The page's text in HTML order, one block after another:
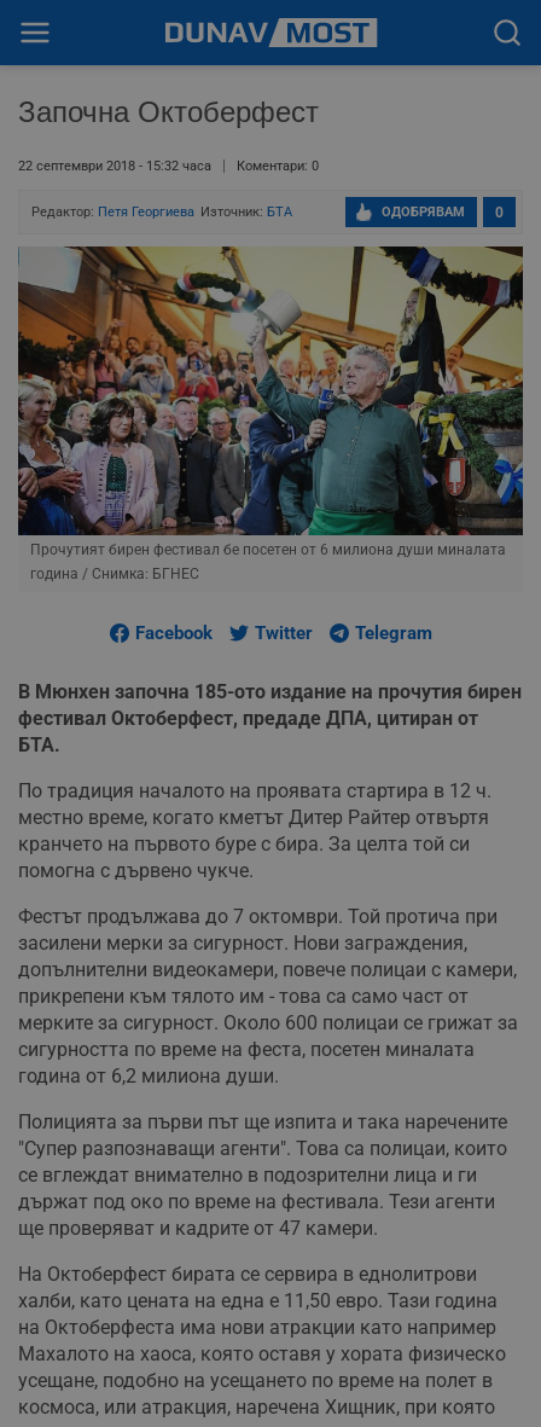
Започна Октоберфест
22 септември 2018 - 15:32 часа Коментари: 0
Редактор: Петя Георгиева Източник: БТА 0
ОДОБРЯВАМ
Прочутият бирен фестивал бе посетен от 6 милиона души миналата
година / Снимка: БГНЕС
Facebook Twitter Telegram
В Мюнхен започна 185-ото издание на прочутия бирен
фестивал Октоберфест, предаде ДПА, цитиран от
БТА.
По традиция началото на проявата стартира в 12 ч.
местно време, когато кметът Дитер Райтер отвъртя
кранчето на първото буре с бира. За целта той си
помогна с дървено чукче.
Фестът продължава до 7 октомври. Той протича при
засилени мерки за сигурност. Нови заграждения,
допълнителни видеокамери, повече полицаи с камери,
прикрепени към тялото им - това са само част от
мерките за сигурност. Около 600 полицаи се грижат за
сигурността по време на феста, посетен миналата
година от 6,2 милиона души.
Полицията за първи път ще изпита и така наречените
"Супер разпознаващи агенти". Това са полицаи, които
се вглеждат внимателно в подозрителни лица и ги
държат под око по време на фестивала. Тези агенти
ще проверяват и кадрите от 47 камери.
На Октоберфест бирата се сервира в еднолитрови
халби, като цената на една е 11,50 евро. Тази година
на Октоберфеста има нови атракции като например
Махалото на хаоса, която оставя у хората физическо
усещане, подобно на усещането по време на полет в
космоса, или атракция, наречена Хищник, при която